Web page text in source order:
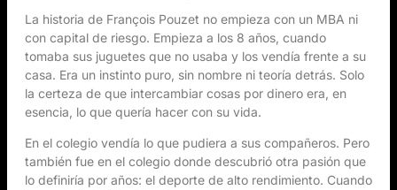
La historia de François Pouzet no empieza con un MBA ni
con capital de riesgo. Empieza a los 8 años, cuando
tomaba sus juguetes que no usaba y los vendía frente a su
casa. Era un instinto puro, sin nombre ni teoría detrás. Solo
la certeza de que intercambiar cosas por dinero era, en
esencia, lo que quería hacer con su vida.
En el colegio vendía lo que pudiera a sus compañeros. Pero
también fue en el colegio donde descubrió otra pasión que
lo definiría por años: el deporte de alto rendimiento. Cuando